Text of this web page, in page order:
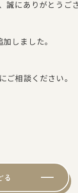
にありがとうござ
しました。
相談ください。
る